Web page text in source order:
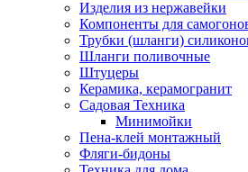
Изделия из нержавейки
Компоненты для
Трубки (шланги)
Шланги поливочные
Штуцеры
Керамика, керамогранит
Садовая Техника
Минимойки
Пена-клей монтажный
Фляги-бидоны